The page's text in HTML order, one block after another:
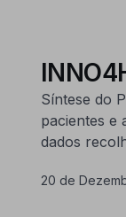
Síntese do
pacientes e
dados
20 de